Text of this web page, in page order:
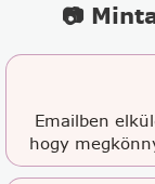
📷
Emailben
hogy